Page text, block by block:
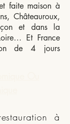
faite maison à
Châteauroux,
et dans la
Et France
de 4 jours
à